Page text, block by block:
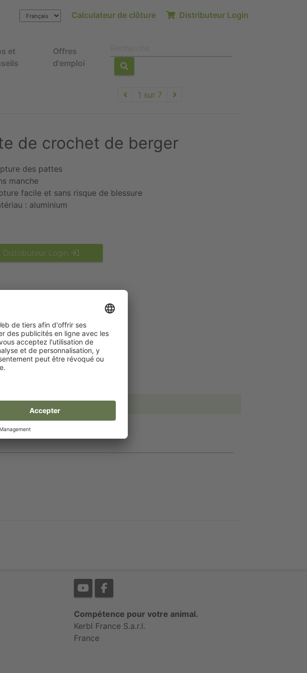
Calculateur de clôture Distributeur Login
et
Offres
d'emploi
1 sur 7
de crochet de berger
des pattes
manche
facile et sans risque de blessure
: aluminium
Distributeur Login
Compétence pour votre animal.
Kerbl France S.a.r.l.
France